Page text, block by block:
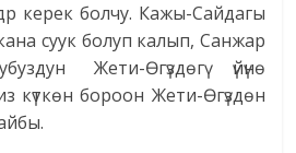
керек болчу. Кажы-Сайдагы
суук болуп калып, Санжар
Жети-Өгүздөгү үйүнө
күткөн бороон Жети-Өгүздөн